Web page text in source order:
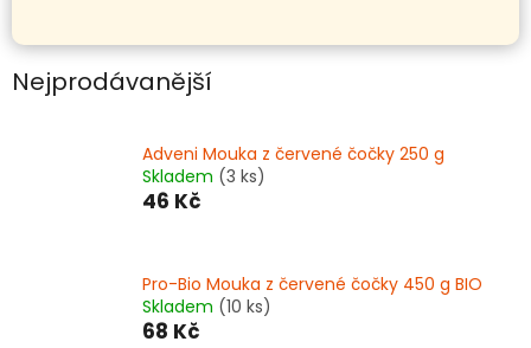
Nejprodávanější
Adveni Mouka z červené čočky 250 g
Skladem (3 ks)
46 Kč
Pro-Bio Mouka z červené čočky 450 g BIO
Skladem (10 ks)
68 Kč